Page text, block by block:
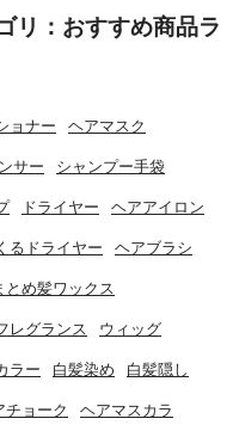
リ：おすすめ商品ラ
ョナー ヘアマスク
サー シャンプー手袋
ドライヤー ヘアアイロン
るドライヤー ヘアブラシ
とめ髪ワックス
レグランス ウィッグ
ラー 白髪染め 白髪隠し
チョーク ヘアマスカラ